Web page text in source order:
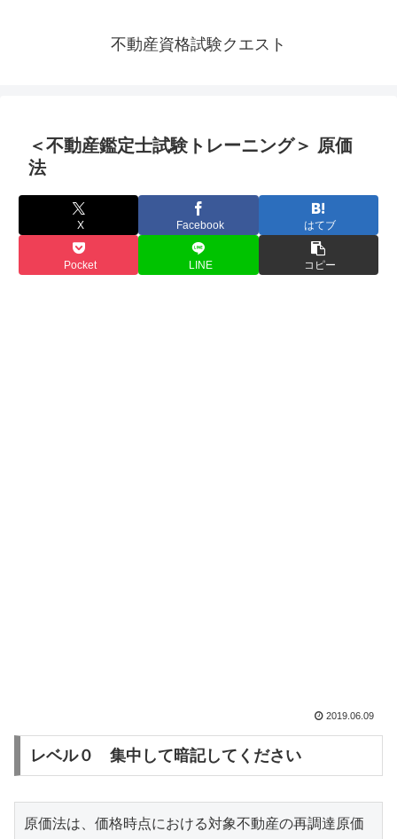
不動産資格試験クエスト
＜不動産鑑定士試験トレーニング＞ 原価
法
X Facebook はてブ
Pocket LINE コピー
2019.06.09
レベル０ 集中して暗記してください
原価法は、価格時点における対象不動産の再調達原価